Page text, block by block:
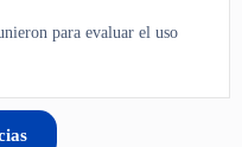
para evaluar el uso